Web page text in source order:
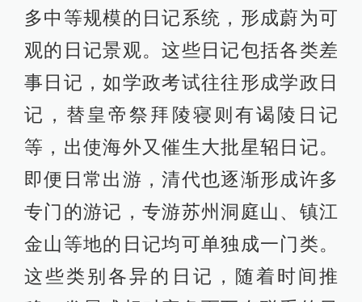
多中等规模的日记系统，形成蔚为可
观的日记景观。这些日记包括各类差
事日记，如学政考试往往形成学政日
记，替皇帝祭拜陵寝则有谒陵日记
等，出使海外又催生大批星轺日记。
即便日常出游，清代也逐渐形成许多
专门的游记，专游苏州洞庭山、镇江
金山等地的日记均可单独成一门类。
这些类别各异的日记，随着时间推